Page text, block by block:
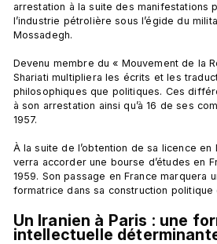
arrestation à la suite des manifestations
l’industrie pétrolière sous l’égide du
Mossadegh.
Devenu membre du « Mouvement de la
Shariati multipliera les écrits et les
philosophiques que politiques. Ces
à son arrestation ainsi qu’à 16 de ses
1957.
À la suite de l’obtention de sa licence en
verra accorder une bourse d’études en
1959. Son passage en France marquera
Un Iranien à Paris : une
intellectuelle